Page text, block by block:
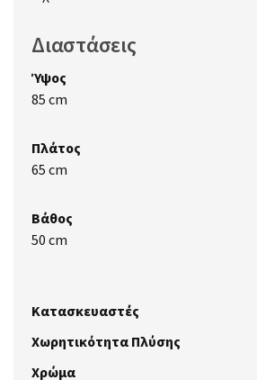
Διαστάσεις
Ύψος
85 cm
Πλάτος
65 cm
Βάθος
50 cm
Κατασκευαστές
Χωρητικότητα Πλύσης
Χρώμα